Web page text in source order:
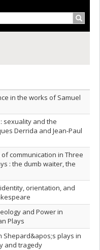
décroissant
in the works of Samuel
sexuality and the
Derrida and Jean-Paul
communication in Three
: the dumb waiter, the
orientation, and
and Power in
Plays
plays in
and tragedy